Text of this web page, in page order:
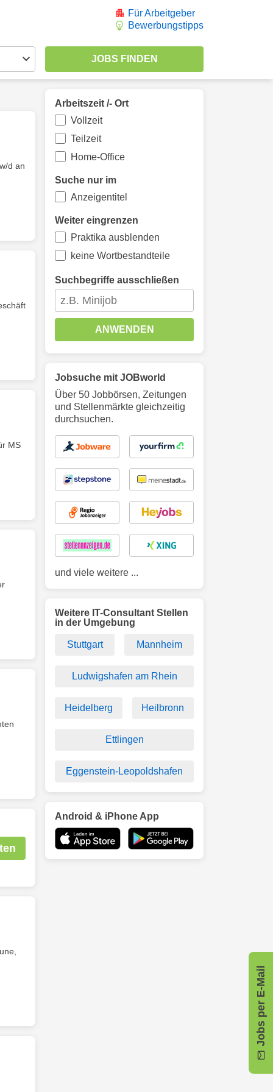
Für Arbeitgeber
Bewerbungstipps
d an
MS
Jobs per E-Mail
Arbeitszeit /- Ort
Vollzeit
Teilzeit
Home-Office
Suche nur im
Anzeigentitel
Weiter eingrenzen
Praktika ausblenden
keine Wortbestandteile
Suchbegriffe ausschließen
ANWENDEN
Jobsuche mit JOBworld
Über 50 Jobbörsen, Zeitungen
und Stellenmärkte gleichzeitig
durchsuchen.
und viele weitere ...
Weitere IT-Consultant Stellen
in der Umgebung
Stuttgart Mannheim
Ludwigshafen am Rhein
Heidelberg Heilbronn
Ettlingen
Eggenstein-Leopoldshafen
Android & iPhone App